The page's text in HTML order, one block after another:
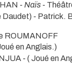
- Naïs -
Daudet) - Patrick.
ROUMANOFF
en Anglais.)
- ( Joué en